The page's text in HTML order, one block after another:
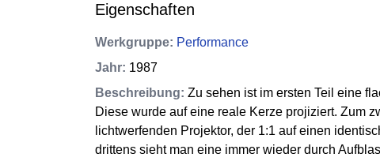
Eigenschaften
Werkgruppe: Performance
Jahr: 1987
Beschreibung: Zu sehen ist im ersten Teil eine
Diese wurde auf eine reale Kerze projiziert. Zum
lichtwerfenden Projektor, der 1:1 auf einen
drittens sieht man eine immer wieder durch